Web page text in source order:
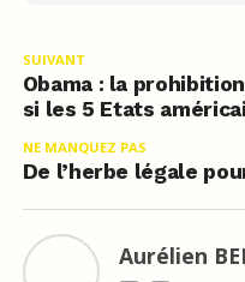
SUIVANT
Obama : la
si les 5 Etats
NE MANQUEZ PAS
De l’herbe légale
Aurélien